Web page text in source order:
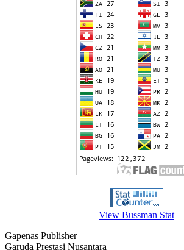
View Bussman Stat
Gapenas Publisher
Garuda Prestasi Nusantara